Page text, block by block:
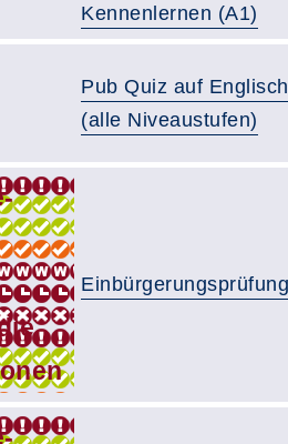
Kennenlernen (A1)
Pub Quiz auf Englisch
(alle Niveaustufen)
Einbürgerungsprüfung